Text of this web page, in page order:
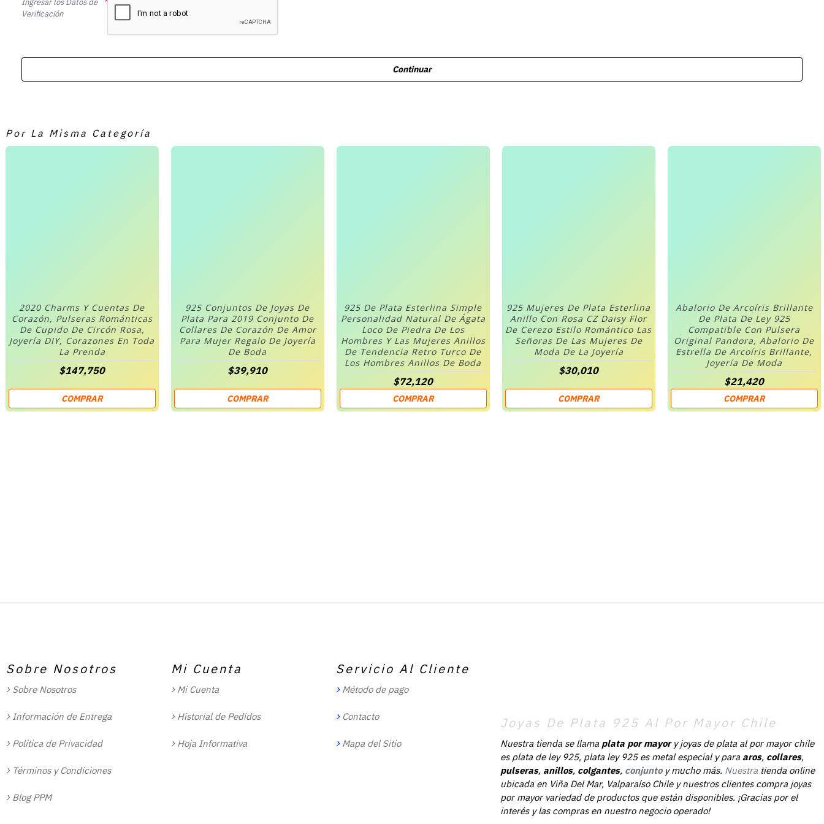
Ingresar los Datos de
Verificación
Continuar
Por La Misma Categoría
2020 Charms Y Cuentas De
Corazón, Pulseras Románticas
De Cupido De Circón Rosa,
Joyería DIY, Corazones En Toda
La Prenda
$147,750
COMPRAR
925 Conjuntos De Joyas De
Plata Para 2019 Conjunto De
Collares De Corazón De Amor
Para Mujer Regalo De Joyería
De Boda
$39,910
COMPRAR
925 De Plata Esterlina Simple
Personalidad Natural De Ágata
Loco De Piedra De Los
Hombres Y Las Mujeres Anillos
De Tendencia Retro Turco De
Los Hombres Anillos De Boda
$72,120
COMPRAR
925 Mujeres De Plata Esterlina
Anillo Con Rosa CZ Daisy Flor
De Cerezo Estilo Romántico Las
Señoras De Las Mujeres De
Moda De La Joyería
$30,010
COMPRAR
Abalorio De Arcoíris Brillante
De Plata De Ley 925
Compatible Con Pulsera
Original Pandora, Abalorio De
Estrella De Arcoíris Brillante,
Joyería De Moda
$21,420
COMPRAR
Sobre Nosotros
Sobre Nosotros
Información de Entrega
Política de Privacidad
Términos y Condiciones
Blog PPM
Mi Cuenta
Mi Cuenta
Historial de Pedidos
Hoja Informativa
Servicio Al Cliente
Método de pago
Contacto
Mapa del Sitio
Joyas De Plata 925 Al Por Mayor Chile
Nuestra tienda se llama plata por mayory joyas de plata al por mayor chile
es plata de ley 925, plata ley 925 es metal especial y para aros, collares,
pulseras, anillos, colgantes, conjunto y mucho más. Nuestra tienda online
ubicada en Viña Del Mar, Valparaíso Chile y nuestros clientes compra joyas
por mayor variedad de productos que están disponibles. ¡Gracias por el
interés y las compras en nuestro negocio operado!